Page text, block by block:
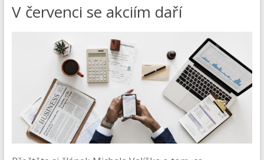
V červenci se akciím daří